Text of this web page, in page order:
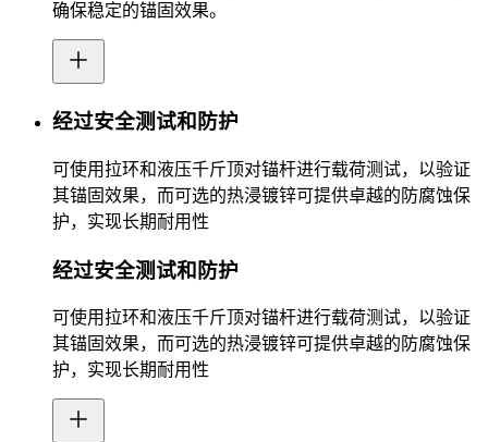
确保稳定的锚固效果。
经过安全测试和防护
可使用拉环和液压千斤顶对锚杆进行载荷测试，以验证
其锚固效果，而可选的热浸镀锌可提供卓越的防腐蚀保
护，实现长期耐用性
经过安全测试和防护
可使用拉环和液压千斤顶对锚杆进行载荷测试，以验证
其锚固效果，而可选的热浸镀锌可提供卓越的防腐蚀保
护，实现长期耐用性